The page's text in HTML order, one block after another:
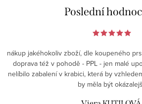
Poslední
nákup jakéhokoliv zboží, dle koupeného
doprava též v pohodě - PPL - jen malé
nelíbilo zabalení v krabici, která by
by měla být